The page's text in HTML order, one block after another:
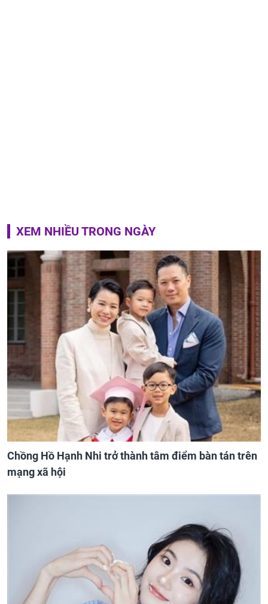
XEM NHIỀU TRONG NGÀY
Chồng Hồ Hạnh Nhi trở thành tâm điểm bàn tán trên
mạng xã hội